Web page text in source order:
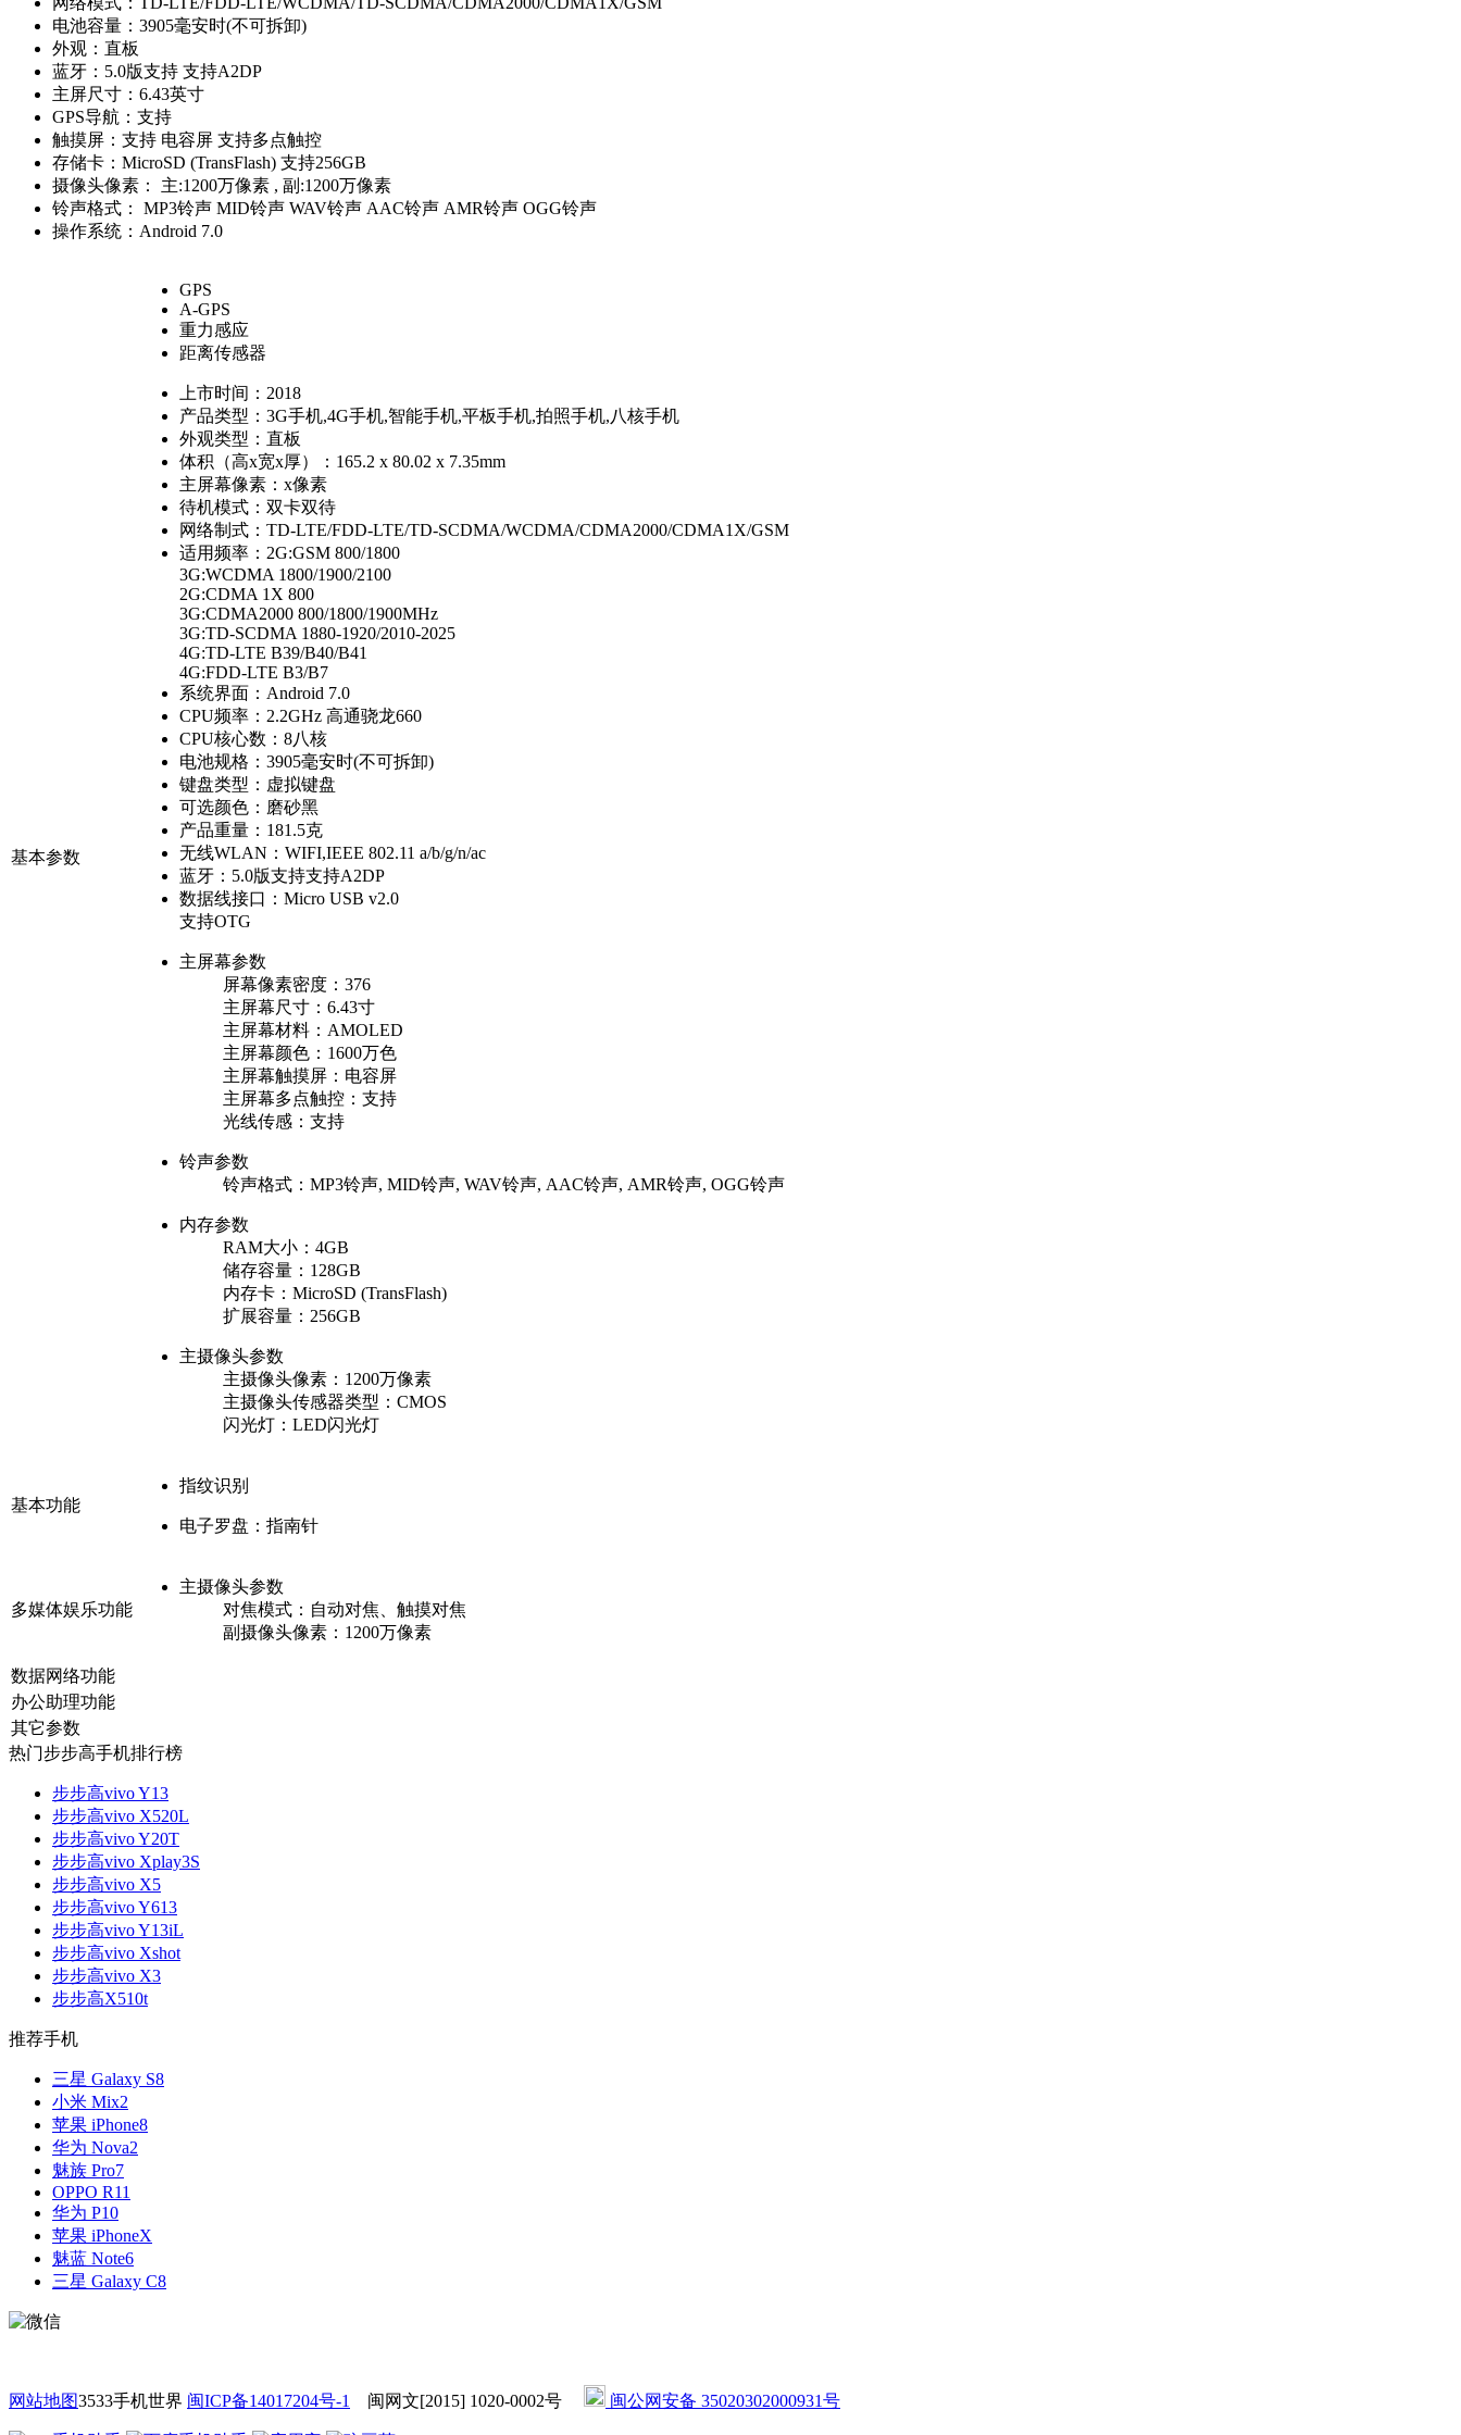
电池容量： 3905毫安时(不可拆卸)
外观： 直板
蓝牙： 5.0版支持 支持A2DP
主屏尺寸： 6.43英寸
GPS导航： 支持
触摸屏： 支持 电容屏 支持多点触控
存储卡： MicroSD (TransFlash) 支持256GB
摄像头像素：
主:1200万像素 , 副:1200万像素
铃声格式：
MP3铃声 MID铃声 WAV铃声 AAC铃声 AMR铃声 OGG铃声
操作系统： Android 7.0
基本参数
GPS
A-GPS
重力感应
距离传感器
上市时间： 2018
产品类型： 3G手机,4G手机,智能手机,平板手机,拍照手机,八核手机
外观类型： 直板
体积（高x宽x厚）： 165.2 x 80.02 x 7.35mm
主屏幕像素： x像素
待机模式： 双卡双待
网络制式： TD-LTE/FDD-LTE/TD-SCDMA/WCDMA/CDMA2000/CDMA1X/GSM
适用频率： 2G:GSM 800/1800
3G:WCDMA 1800/1900/2100
2G:CDMA 1X 800
3G:CDMA2000 800/1800/1900MHz
3G:TD-SCDMA 1880-1920/2010-2025
4G:TD-LTE B39/B40/B41
4G:FDD-LTE B3/B7
系统界面： Android 7.0
CPU频率： 2.2GHz 高通骁龙660
CPU核心数： 8八核
电池规格： 3905毫安时(不可拆卸)
键盘类型： 虚拟键盘
可选颜色： 磨砂黑
产品重量： 181.5克
无线WLAN： WIFI,IEEE 802.11 a/b/g/n/ac
蓝牙： 5.0版支持支持A2DP
数据线接口： Micro USB v2.0
支持OTG
主屏幕参数
屏幕像素密度： 376
主屏幕尺寸： 6.43寸
主屏幕材料： AMOLED
主屏幕颜色： 1600万色
主屏幕触摸屏： 电容屏
主屏幕多点触控： 支持
光线传感： 支持
铃声参数
铃声格式： MP3铃声, MID铃声, WAV铃声, AAC铃声, AMR铃声, OGG铃声
内存参数
RAM大小： 4GB
储存容量： 128GB
内存卡： MicroSD (TransFlash)
扩展容量： 256GB
主摄像头参数
主摄像头像素： 1200万像素
主摄像头传感器类型： CMOS
闪光灯： LED闪光灯
基本功能
指纹识别
电子罗盘： 指南针
多媒体娱乐功能
主摄像头参数
对焦模式： 自动对焦、触摸对焦
副摄像头像素： 1200万像素
数据网络功能
办公助理功能
其它参数
热门步步高手机排行榜
步步高vivo Y13
步步高vivo X520L
步步高vivo Y20T
步步高vivo Xplay3S
步步高vivo X5
步步高vivo Y613
步步高vivo Y13iL
步步高vivo Xshot
步步高vivo X3
步步高X510t
推荐手机
三星 Galaxy S8
小米 Mix2
苹果 iPhone8
华为 Nova2
魅族 Pro7
OPPO R11
华为 P10
苹果 iPhoneX
魅蓝 Note6
三星 Galaxy C8
网站地图3533手机世界 闽ICP备14017204号-1 闽网文[2015] 1020-0002号 闽公网安备 35020302000931号